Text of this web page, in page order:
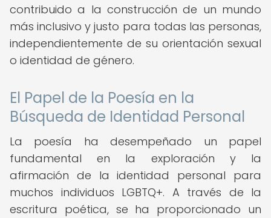
contribuido a la construcción de un mundo
más inclusivo y justo para todas las personas,
independientemente de su orientación sexual
o identidad de género.
El Papel de la Poesía en la
Búsqueda de Identidad Personal
La poesía ha desempeñado un papel
fundamental en la exploración y la
afirmación de la identidad personal para
muchos individuos LGBTQ+. A través de la
escritura poética, se ha proporcionado un